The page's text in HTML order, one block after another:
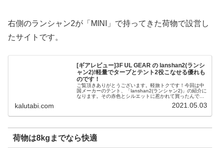
右側のランシャン2が「MINI」で持ってきた荷物で設営し
たサイトです。
[ギアレビュー]3F UL GEAR の lanshan2(ランシ
ャン2)!軽量でタープとテント2役こなせる優れも
のです！
ご覧頂きありがとうございます。軽旅トクです！今回は中
国メーカーのテント、「lanshan2(ランシャン2)」の紹介に
なります。その赤色とシルエットに惹かれて買ったんです
kalutabi.com 2021.05.03
荷物は8kgまでなら快適